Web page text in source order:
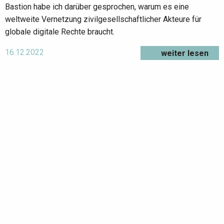
Bastion habe ich darüber gesprochen, warum es eine
weltweite Vernetzung zivilgesellschaftlicher Akteure für
globale digitale Rechte braucht.
16.12.2022 weiter lesen